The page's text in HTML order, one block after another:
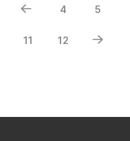
4 5
11 12